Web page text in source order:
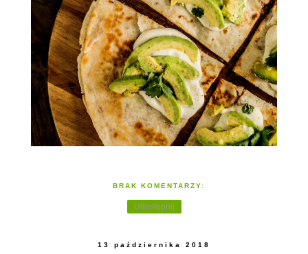
BRAK KOMENTARZY:
Udostępnij
13 października 2018